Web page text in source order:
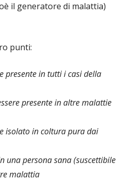
il generatore di malattia)
punti:
presente in tutti i casi della
presente in altre malattie
isolato in coltura pura dai
una persona sana (suscettibile
malattia